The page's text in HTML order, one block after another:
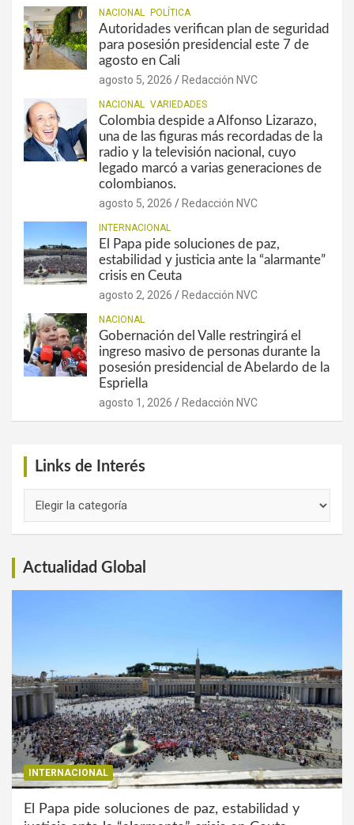
NACIONAL POLÍTICA
Autoridades verifican plan de seguridad
para posesión presidencial este 7 de
agosto en Cali
agosto 5, 2026 Redacción NVC
NACIONAL VARIEDADES
Colombia despide a Alfonso Lizarazo,
una de las figuras más recordadas de la
radio y la televisión nacional, cuyo
legado marcó a varias generaciones de
colombianos.
agosto 5, 2026 Redacción NVC
INTERNACIONAL
El Papa pide soluciones de paz,
estabilidad y justicia ante la “alarmante”
crisis en Ceuta
agosto 2, 2026 Redacción NVC
NACIONAL
Gobernación del Valle restringirá el
ingreso masivo de personas durante la
posesión presidencial de Abelardo de la
Espriella
agosto 1, 2026 Redacción NVC
Links de Interés
Actualidad Global
INTERNACIONAL
El Papa pide soluciones de paz, estabilidad y